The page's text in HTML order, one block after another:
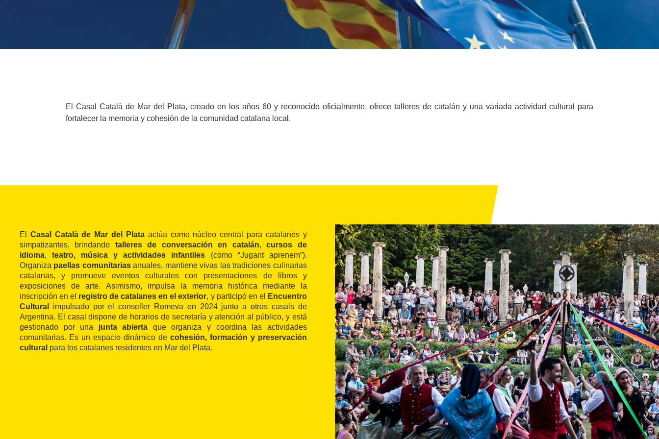
El Casal Català de Mar del Plata, creado en los años 60 y reconocido oficialmente, ofrece talleres de catalán y una variada actividad cultural para
fortalecer la memoria y cohesión de la comunidad catalana local.
El Casal Català de Mar del Plataactúa como núcleo central para catalanes y
simpatizantes, brindando talleres de conversación en catalán,cursos de
idioma,teatro, música y actividades infantiles (como “Jugant aprenem”).
Organiza paellas comunitariasanuales, mantiene vivas las tradiciones culinarias
catalanas, y promueve eventos culturales con presentaciones de libros y
exposiciones de arte. Asimismo, impulsa la memoria histórica mediante la
inscripción en el registro de catalanes en el exterior, y participó en el
Encuentro
Cultural
impulsado por el conseller Romeva en 2024 junto a otros casals de
Argentina. El casal dispone de horarios de secretaría y atención al público, y está
gestionado por una junta abierta que organiza y coordina las actividades
comunitarias. Es un espacio dinámico de cohesión, formación y preservación
cultural para los catalanes residentes en Mar del Plata.